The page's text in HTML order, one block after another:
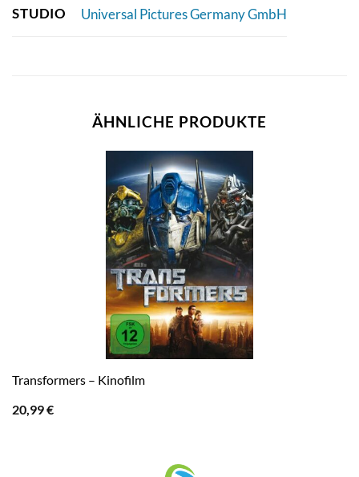
STUDIO Universal Pictures Germany GmbH
ÄHNLICHE PRODUKTE
Transformers – Kinofilm
20,99€